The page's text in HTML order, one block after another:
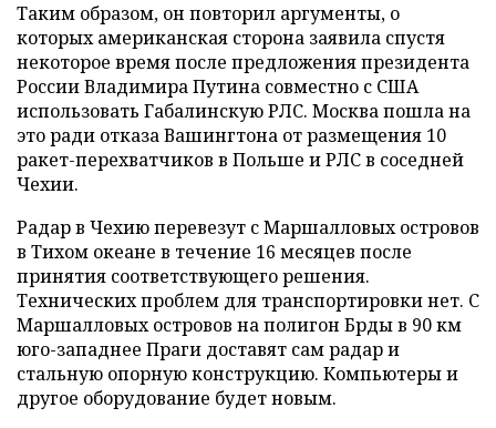
Таким образом, он повторил аргументы, о
которых американская сторона заявила спустя
некоторое время после предложения президента
России Владимира Путина совместно с США
использовать Габалинскую РЛС. Москва пошла на
это ради отказа Вашингтона от размещения 10
ракет-перехватчиков в Польше и РЛС в соседней
Чехии.
Радар в Чехию перевезут с Маршалловых островов
в Тихом океане в течение 16 месяцев после
принятия соответствующего решения.
Технических проблем для транспортировки нет. С
Маршалловых островов на полигон Брды в 90 км
юго-западнее Праги доставят сам радар и
стальную опорную конструкцию. Компьютеры и
другое оборудование будет новым.